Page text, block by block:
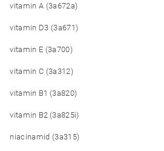
vitamin A (3a672a)
vitamin D3 (3a671)
vitamin E (3a700)
vitamin C (3a312)
vitamin B1 (3a820)
vitamin B2 (3a825i)
niacinamid (3a315)